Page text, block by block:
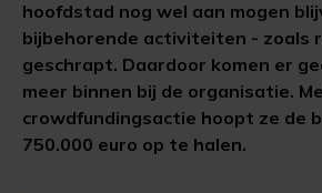
hoofdstad nog wel aan mogen
bijbehorende activiteiten - zoals
geschrapt. Daardoor komen er
meer binnen bij de organisatie.
crowdfundingsactie hoopt ze de
750.000 euro op te halen.